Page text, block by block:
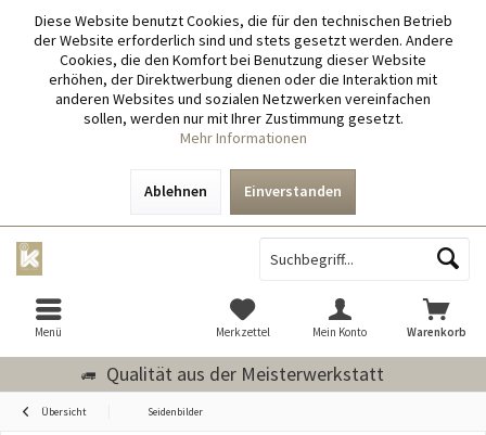
Diese Website benutzt Cookies, die für den technischen Betrieb
der Website erforderlich sind und stets gesetzt werden. Andere
Cookies, die den Komfort bei Benutzung dieser Website
erhöhen, der Direktwerbung dienen oder die Interaktion mit
anderen Websites und sozialen Netzwerken vereinfachen
sollen, werden nur mit Ihrer Zustimmung gesetzt.
Mehr Informationen
Ablehnen Einverstanden
Qualität aus der Meisterwerkstatt
Menü Warenkorb
Merkzettel Mein Konto
Übersicht Seidenbilder